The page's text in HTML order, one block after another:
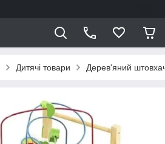
Дитячі товари Дерев'яний